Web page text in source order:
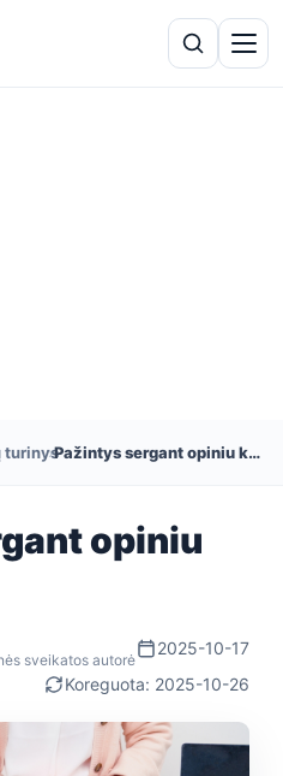
turinys
› Pažintys sergant opiniu kolitu
opiniu
sveikatos autorė
2025-10-17
Koreguota: 2025-10-26